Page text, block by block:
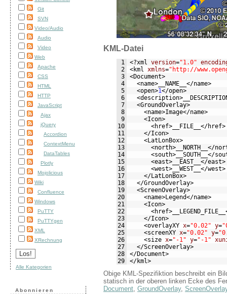
Git
SVN
Video/Audio
Audio
Video
Web
Apache
CSS
HTML
HTTP
JavaScript
Ajax
jQuery
Accordion
ContextMenu
DataTables
Plotly
Mojolicious
Wiki
Confluence
Windows
PuTTY
PuTTYgen
XML
XRechnung
Alle Kategorien
Abonnieren
KML-Datei
1 <?xml version="1.0"
2
<kml xmlns="http://
3
<Document>
4
<name> __NAME__ </name>
5
<open>1</open>
6
<description>
7
<GroundOverlay>
8
<name>Image</name>
9
<Icon>
10
<href> __FILE__ </href>
11
</Icon>
12
<LatLonBox>
13
<north> __NORTH__ </
14
<south> __SOUTH__ </
15
<east> __EAST__ </east>
16
<west> __WEST__ </west>
17
</LatLonBox>
18
</GroundOverlay>
19
<ScreenOverlay>
20
<name>Legend</name>
21
<Icon>
22
<href> __LEGEND_FILE__
23
</Icon>
24
<overlayXY x="0.02" y=
25
<screenXY x="0.02" y=
26
<size x="-1" y="-1"
27
</ScreenOverlay>
28
</Document>
29
</kml>
Obige KML-Spezifiktion beschreibt ein
statisch in der oberen linken Ecke des
Document, GroundOverlay,